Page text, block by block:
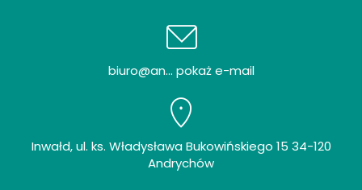
biuro@an... pokaż e-mail
Inwałd, ul. ks. Władysława Bukowińskiego 15 34-120
Andrychów